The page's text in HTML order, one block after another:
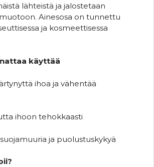
lähteistä ja jalostetaan
Ainesosa on tunnettu
ja kosmeettisessa
käyttää
ihoa ja vähentää
ihoon tehokkaasti
ja puolustuskykyä